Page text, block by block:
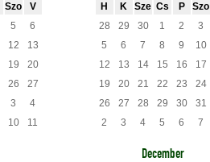
Szo
V
5
6
12
13
19
20
26
27
3
4
10 11
H K Sze Cs P Szo
28
29 30 1 2 3
5
6 7 8 9 10
12
13 14 15 16 17
19
20 21 22 23 24
26
27 28 29 30 31
2
3 4 5 6 7
December